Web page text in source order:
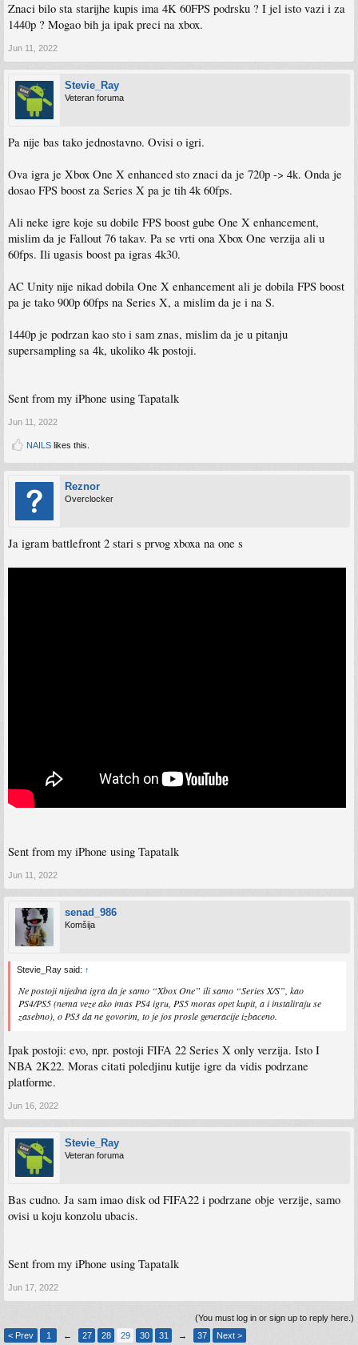
Znaci bilo sta starijhe kupis ima 4K 60FPS podrsku ? I jel isto vazi i za
1440p ? Mogao bih ja ipak preci na xbox.
Jun 11, 2022
Stevie_Ray
Veteran foruma
Pa nije bas tako jednostavno. Ovisi o igri.
Ova igra je Xbox One X enhanced sto znaci da je 720p -> 4k. Onda je
dosao FPS boost za Series X pa je tih 4k 60fps.
Ali neke igre koje su dobile FPS boost gube One X enhancement,
mislim da je Fallout 76 takav. Pa se vrti ona Xbox One verzija ali u
60fps. Ili ugasis boost pa igras 4k30.
AC Unity nije nikad dobila One X enhancement ali je dobila FPS boost
pa je tako 900p 60fps na Series X, a mislim da je i na S.
1440p je podrzan kao sto i sam znas, mislim da je u pitanju
supersampling sa 4k, ukoliko 4k postoji.
Sent from my iPhone using Tapatalk
Jun 11, 2022
NAILS likes this.
Reznor
Overclocker
Ja igram battlefront 2 stari s prvog xboxa na one s
Sent from my iPhone using Tapatalk
Jun 11, 2022
senad_986
Komšija
Stevie_Ray said: ↑
Ne postoji nijedna igra da je samo “Xbox One” ili samo “Series X/S”, kao
PS4/PS5 (nema veze ako imas PS4 igru, PS5 moras opet kupit, a i instaliraju se
zasebno), o PS3 da ne govorim, to je jos prosle generacije izbaceno.
Ipak postoji: evo, npr. postoji FIFA 22 Series X only verzija. Isto I
NBA 2K22. Moras citati poledjinu kutije igre da vidis podrzane
platforme.
Jun 16, 2022
Stevie_Ray
Veteran foruma
Bas cudno. Ja sam imao disk od FIFA22 i podrzane obje verzije, samo
ovisi u koju konzolu ubacis.
Sent from my iPhone using Tapatalk
Jun 17, 2022
(You must log in or sign up to reply here.)
< Prev
1 ← 27 28 29 30 31 → 37 Next >